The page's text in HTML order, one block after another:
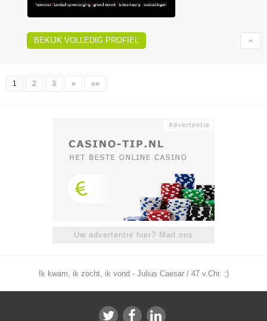
BEKIJK VOLLEDIG PROFIEL
1 2 3 » »»
Uw advertentie hier? Mail ons
Ik kwam, ik zocht, ik vond - Julius Caesar / 47 v.Chr. ;)